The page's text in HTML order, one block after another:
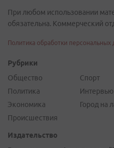
При любом использовании
обязательна. Коммерческий
Политика обработки персональных
Рубрики
Общество
Политика
Экономика
Происшествия
Спорт
Интервью
Город на
Издательство